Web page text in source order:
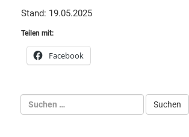
Stand: 19.05.2025
Teilen mit:
Facebook